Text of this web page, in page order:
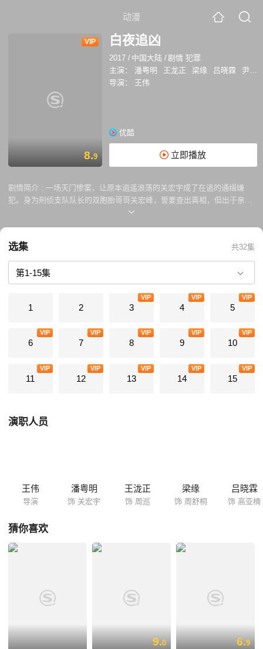
动漫
VIP
8.9
白夜追凶
2017 / 中国大陆 /剧情 犯罪
主演：
潘粤明 王龙正 梁缘 吕晓霖
尹姝贻
导演：
王伟
优酷
立即播放
剧情简介 : 一场灭门惨案，让原本逍遥浪荡的关宏宇成了在逃的通缉嫌
犯。身为刑侦支队队长的双胞胎哥哥关宏峰，誓要查出真相，但出于亲属
回避的原则，警队禁止关宏峰参与灭门案的调查工作。关宏峰义愤辞职。
所有人都被隐瞒了。由于罹患“黑暗恐惧症”，白天和黑夜出现在警队的“顾
问关宏峰”，其实是由孪生兄弟二人白夜分饰，性格迥异的兄弟两人在警队
中马脚不断，背负着随时被周巡及各路人马发现的危险，一路侦破了各种
大案要案，目的只是想伺机调阅灭门案的案卷查出真相，以还清白……
选集 共32集
1 2 3
VIP
4
VIP
5
VIP
6
VIP
7
VIP
8
VIP
9
VIP
10
VIP
11
VIP
12
VIP
13
VIP
14
VIP
15
VIP
演职人员
王伟
导演
潘粤明
饰 关宏宇
王泷正
饰 周巡
梁缘
饰 周舒桐
吕晓霖
饰 高亚楠
猜你喜欢
9.0 6.9